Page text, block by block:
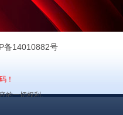
备14010882号
！
的一切权利。